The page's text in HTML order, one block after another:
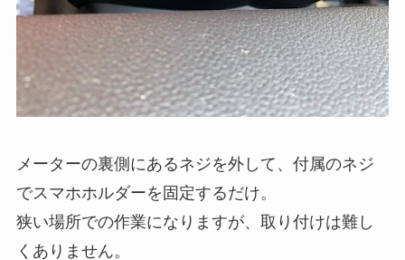
メーターの裏側にあるネジを外して、付属のネジ
でスマホホルダーを固定するだけ。
狭い場所での作業になりますが、取り付けは難し
くありません。